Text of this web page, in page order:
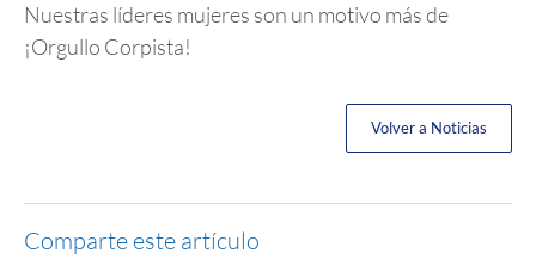
Nuestras líderes mujeres son un motivo más de
¡Orgullo Corpista!
Volver a Noticias
Comparte este artículo